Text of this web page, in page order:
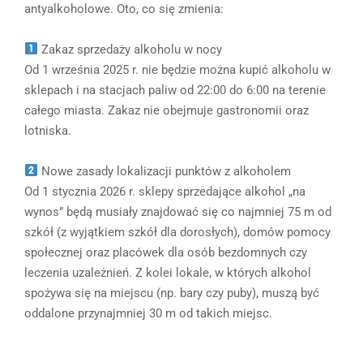
antyalkoholowe. Oto, co się zmienia:
Zakaz sprzedaży alkoholu w nocy
Od 1 września 2025 r. nie będzie można kupić alkoholu w
sklepach i na stacjach paliw od 22:00 do 6:00 na terenie
całego miasta. Zakaz nie obejmuje gastronomii oraz
lotniska.
Nowe zasady lokalizacji punktów z alkoholem
Od 1 stycznia 2026 r. sklepy sprzedające alkohol „na
wynos” będą musiały znajdować się co najmniej 75 m od
szkół (z wyjątkiem szkół dla dorosłych), domów pomocy
społecznej oraz placówek dla osób bezdomnych czy
leczenia uzależnień. Z kolei lokale, w których alkohol
spożywa się na miejscu (np. bary czy puby), muszą być
oddalone przynajmniej 30 m od takich miejsc.